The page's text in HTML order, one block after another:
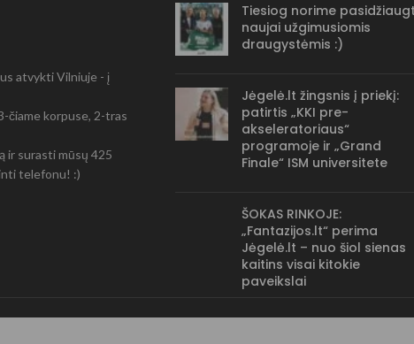
atvykti Vilniuje - į
čiame korpuse, 2-tras
ir surasti mūsų 425
telefonu! :)
Tiesiog norime
naujai užgimusiomis
draugystėmis :)
Jėgelė.lt žingsnis į priekį:
patirtis „KKI pre-
akseleratoriaus“
programoje ir „Grand
Finale“ ISM universitete
ŠOKAS RINKOJE:
„Fantazijos.lt“ perima
Jėgelė.lt – nuo šiol sienas
kaitins visai kitokie
paveikslai